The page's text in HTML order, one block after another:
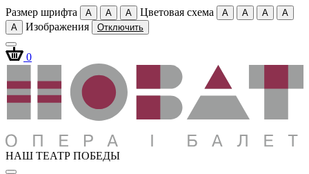
Размер шрифта A A A Цветовая схема A A A
A
A
Изображения Отключить
0
НАШ ТЕАТР ПОБЕДЫ